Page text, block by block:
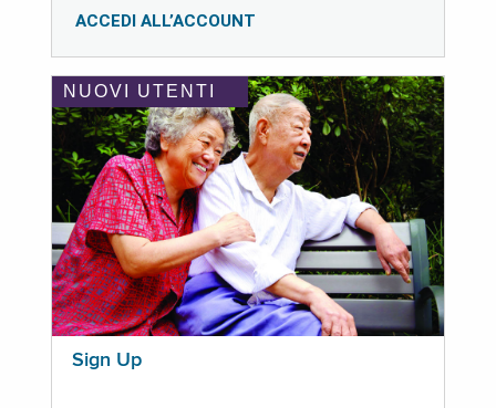
ACCEDI ALL’ACCOUNT
NUOVI UTENTI
Sign Up